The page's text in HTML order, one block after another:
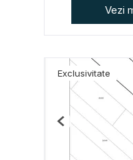
Vezi
Exclusivitate
Previous